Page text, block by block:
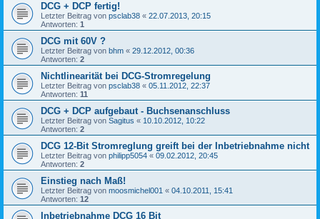
DCG + DCP fertig!
Letzter Beitrag von psclab38 « 22.07.2013, 20:15
Antworten: 1
DCG mit 60V ?
Letzter Beitrag von bhm « 29.12.2012, 00:36
Antworten: 2
Nichtlinearität bei DCG-Stromregelung
Letzter Beitrag von psclab38 « 05.11.2012, 22:37
Antworten: 11
DCG + DCP aufgebaut - Buchsenanschluss
Letzter Beitrag von Sagitus « 10.10.2012, 10:22
Antworten: 2
DCG 12-Bit Stromreglung greift bei der Inbetriebnahme nicht
Letzter Beitrag von philipp5054 « 09.02.2012, 20:45
Antworten: 2
Einstieg nach Maß!
Letzter Beitrag von moosmichel001 « 04.10.2011, 15:41
Antworten: 12
Inbetriebnahme DCG 16 Bit